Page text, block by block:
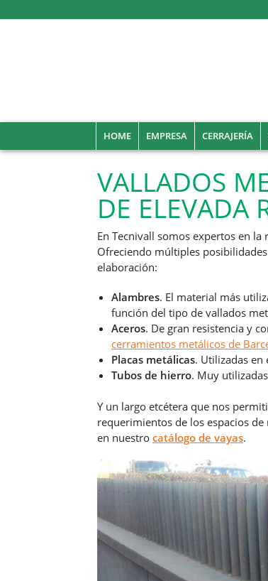
HOME EMPRESA CERRAJERÍA
VALLADOS
DE ELEVADA
En Tecnivall somos expertos en la
Ofreciendo múltiples
elaboración:
Alambres. El material más
función del tipo de vallados
Aceros. De gran resistencia y
cerramientos metálicos de
Placas metálicas. Utilizadas en
Tubos de hierro. Muy
Y un largo etcétera que nos
requerimientos de los espacios
en nuestro catálogo de vayas.